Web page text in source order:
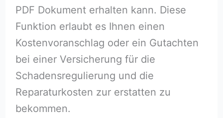
PDF Dokument erhalten kann. Diese
Funktion erlaubt es Ihnen einen
Kostenvoranschlag oder ein Gutachten
bei einer Versicherung für die
Schadensregulierung und die
Reparaturkosten zur erstatten zu
bekommen.